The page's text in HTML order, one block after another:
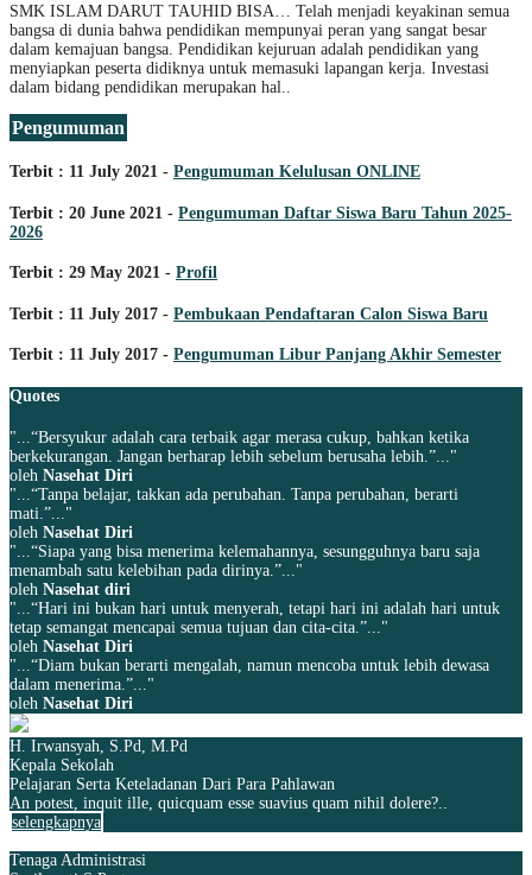
SMK ISLAM DARUT TAUHID BISA… Telah menjadi keyakinan semua
bangsa di dunia bahwa pendidikan mempunyai peran yang sangat besar
dalam kemajuan bangsa. Pendidikan kejuruan adalah pendidikan yang
menyiapkan peserta didiknya untuk memasuki lapangan kerja. Investasi
dalam bidang pendidikan merupakan hal..
Pengumuman
Terbit : 11 July 2021 - Pengumuman Kelulusan ONLINE
Terbit : 20 June 2021 - Pengumuman Daftar Siswa Baru Tahun 2025-
2026
Terbit : 29 May 2021 - Profil
Terbit : 11 July 2017 - Pembukaan Pendaftaran Calon Siswa Baru
Terbit : 11 July 2017 - Pengumuman Libur Panjang Akhir Semester
Quotes
"...“Bersyukur adalah cara terbaik agar merasa cukup, bahkan ketika
berkekurangan. Jangan berharap lebih sebelum berusaha lebih.”..."
oleh Nasehat Diri
"...“Tanpa belajar, takkan ada perubahan. Tanpa perubahan, berarti
mati.”..."
oleh Nasehat Diri
"...“Siapa yang bisa menerima kelemahannya, sesungguhnya baru saja
menambah satu kelebihan pada dirinya.”..."
oleh Nasehat diri
"...“Hari ini bukan hari untuk menyerah, tetapi hari ini adalah hari untuk
tetap semangat mencapai semua tujuan dan cita-cita.”..."
oleh Nasehat Diri
"...“Diam bukan berarti mengalah, namun mencoba untuk lebih dewasa
dalam menerima.”..."
oleh Nasehat Diri
H. Irwansyah, S.Pd, M.Pd
Kepala Sekolah
Pelajaran Serta Keteladanan Dari Para Pahlawan
An potest, inquit ille, quicquam esse suavius quam nihil dolere?..
selengkapnya
Tenaga Administrasi